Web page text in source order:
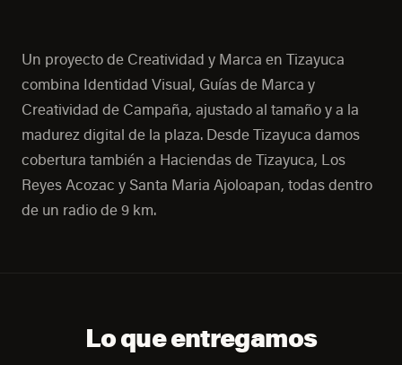
Un proyecto de Creatividad y Marca en Tizayuca
combina Identidad Visual, Guías de Marca y
Creatividad de Campaña, ajustado al tamaño y a la
madurez digital de la plaza. Desde Tizayuca damos
cobertura también a Haciendas de Tizayuca, Los
Reyes Acozac y Santa Maria Ajoloapan, todas dentro
de un radio de 9 km.
Lo que entregamos